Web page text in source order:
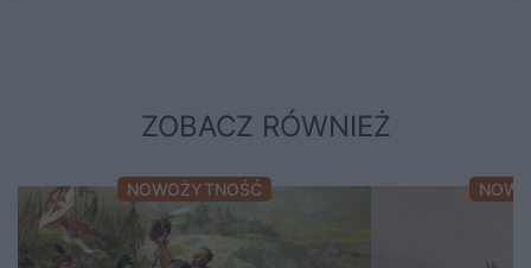
ZOBACZ RÓWNIEŻ
NOWOŻYTNOŚĆ